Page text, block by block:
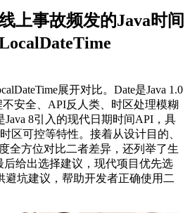
上事故频发的Java时间
展开对比。Date是Java 1.0
安全、API反人类、时区处理模糊
Java 8引入的现代日期时间API，具
区可控等特性。接着从设计目的、
全方位对比二者差异，还列举了生
给出选择建议，现代项目优先选
避坑建议，帮助开发者正确使用二